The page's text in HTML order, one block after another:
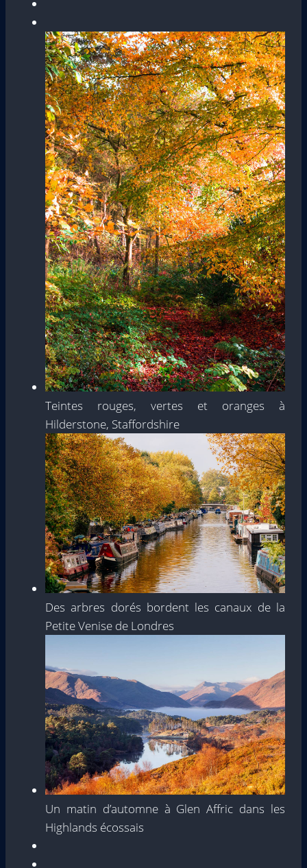
Teintes rouges, vertes et oranges à
Hilderstone, Staffordshire
Des arbres dorés bordent les canaux de la
Petite Venise de Londres
Un matin d’automne à Glen Affric dans les
Highlands écossais